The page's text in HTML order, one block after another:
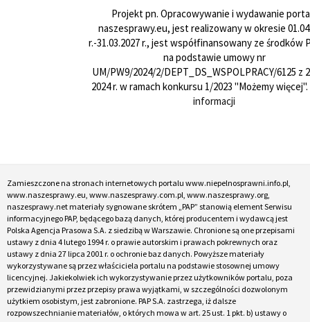
Projekt pn. Opracowywanie i wydawanie
naszesprawy.eu, jest realizowany w okresie
r.-31.03.2027 r., jest współfinansowany ze środków
na podstawie umowy nr
UM/PW9/2024/2/DEPT_DS_WSPOLPRACY/6125 z
2024 r. w ramach konkursu 1/2023 "Możemy więcej".
informacji
Zamieszczone na stronach internetowych portalu www.niepelnosprawni.info.pl,
www.naszesprawy.eu, www.naszesprawy.com.pl, www.naszesprawy.org,
naszesprawy.net materiały sygnowane skrótem „PAP” stanowią element Serwisu
informacyjnego PAP, będącego bazą danych, której producentem i wydawcą jest
Polska Agencja Prasowa S.A. z siedzibą w Warszawie. Chronione są one przepisami
ustawy z dnia 4 lutego 1994 r. o prawie autorskim i prawach pokrewnych oraz
ustawy z dnia 27 lipca 2001 r. o ochronie baz danych. Powyższe materiały
wykorzystywane są przez właściciela portalu na podstawie stosownej umowy
licencyjnej. Jakiekolwiek ich wykorzystywanie przez użytkowników portalu, poza
przewidzianymi przez przepisy prawa wyjątkami, w szczególności dozwolonym
użytkiem osobistym, jest zabronione. PAP S.A. zastrzega, iż dalsze
rozpowszechnianie materiałów, o których mowa w art. 25 ust. 1 pkt. b) ustawy o